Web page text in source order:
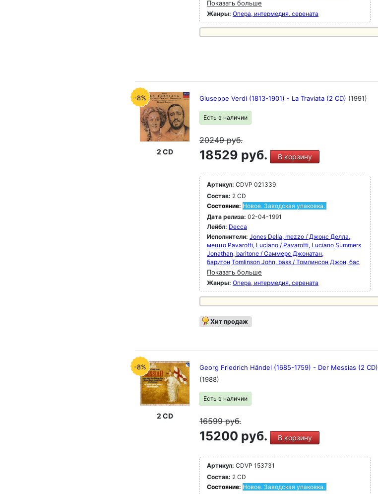
Показать больше
Жанры: Опера, интермедия, серената
-8%
2 CD
Giuseppe Verdi (1813-1901) - La Traviata (2 CD) (1991)
Есть в наличии
20249руб.
18529 руб. В корзину
Артикул: CDVP 021339
Состав: 2 CD
Состояние: Новое. Заводская упаковка.
Дата релиза: 02-04-1991
Лейбл: Decca
Исполнители: Jones Della, mezzo / Джонс Делла,
меццо Pavarotti, Luciano / Pavarotti, Luciano Summers
Jonathan, baritone / Саммерс Джонатан,
баритон Tomlinson John, bass / Томлинсон Джон, бас
Показать больше
Жанры: Опера, интермедия, серената
Хит продаж
-8%
2 CD
Georg Friedrich Händel (1685-1759) - Der Messias (2 CD)
(1988)
Есть в наличии
16599руб.
15200 руб. В корзину
Артикул: CDVP 153731
Состав: 2 CD
Состояние: Новое. Заводская упаковка.